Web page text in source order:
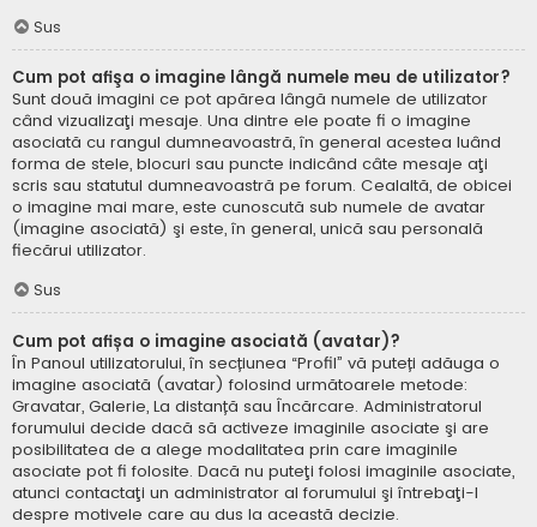
Sus
Cum pot afişa o imagine lângă numele meu de utilizator?
Sunt două imagini ce pot apărea lângă numele de utilizator
când vizualizaţi mesaje. Una dintre ele poate fi o imagine
asociată cu rangul dumneavoastră, în general acestea luând
forma de stele, blocuri sau puncte indicând câte mesaje aţi
scris sau statutul dumneavoastră pe forum. Cealaltă, de obicei
o imagine mai mare, este cunoscută sub numele de avatar
(imagine asociată) şi este, în general, unică sau personală
fiecărui utilizator.
Sus
Cum pot afișa o imagine asociată (avatar)?
În Panoul utilizatorului, în secțiunea “Profil” vă puteți adăuga o
imagine asociată (avatar) folosind următoarele metode:
Gravatar, Galerie, La distanță sau Încărcare. Administratorul
forumului decide dacă să activeze imaginile asociate şi are
posibilitatea de a alege modalitatea prin care imaginile
asociate pot fi folosite. Dacă nu puteţi folosi imaginile asociate,
atunci contactaţi un administrator al forumului şi întrebaţi-l
despre motivele care au dus la această decizie.